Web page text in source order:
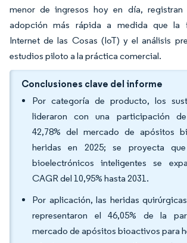
menor de ingresos hoy en día,
adopción más rápida a medida que la
Internet de las Cosas (IoT) y el análisis
estudios piloto a la práctica comercial.
Conclusiones clave del informe
Por categoría de producto, los
lideraron con una participación
42,78% del mercado de apósitos
heridas en 2025; se proyecta
bioelectrónicos inteligentes se
CAGR del 10,95% hasta 2031.
Por aplicación, las heridas
representaron el 46,05% de la
mercado de apósitos bioactivos para